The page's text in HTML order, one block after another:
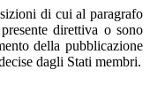
di cui al paragrafo
direttiva o sono
della pubblicazione
dagli Stati membri.